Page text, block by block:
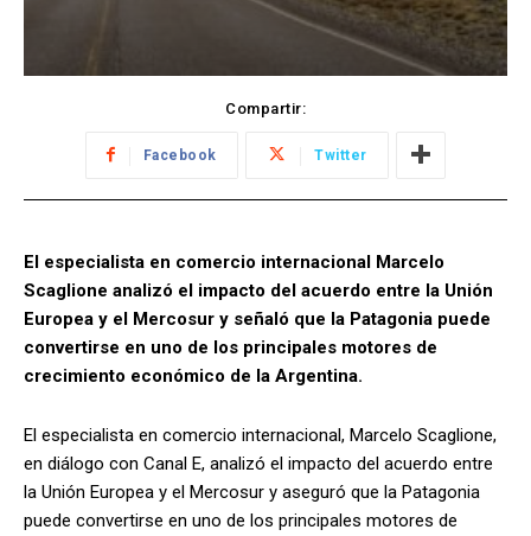
Compartir:
Facebook Twitter
El especialista en comercio internacional Marcelo
Scaglione analizó el impacto del acuerdo entre la Unión
Europea y el Mercosur y señaló que la Patagonia puede
convertirse en uno de los principales motores de
crecimiento económico de la Argentina.
El especialista en comercio internacional, Marcelo Scaglione,
en diálogo con Canal E, analizó el impacto del acuerdo entre
la Unión Europea y el Mercosur y aseguró que la Patagonia
puede convertirse en uno de los principales motores de